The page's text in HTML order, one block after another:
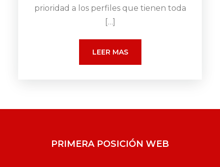
prioridad a los perfiles que tienen toda
[…]
LEER MAS
PRIMERA POSICIÓN WEB